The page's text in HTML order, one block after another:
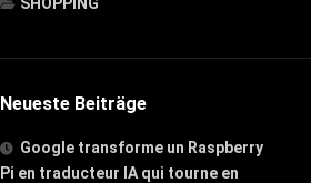
Neueste Beiträge
Google transforme un Raspberry
Pi en traducteur IA qui tourne en